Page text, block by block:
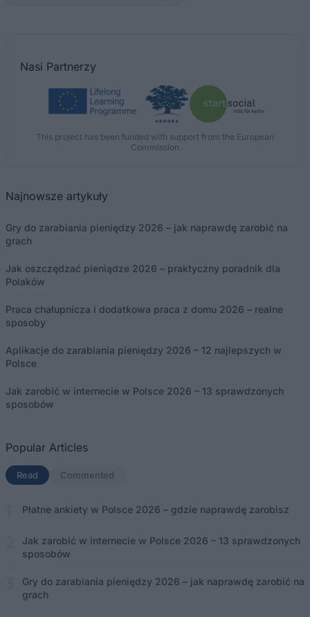
Nasi Partnerzy
This project has been funded with support from the European
Commission
Najnowsze artykuły
Gry do zarabiania pieniędzy 2026 – jak naprawdę zarobić na
grach
Jak oszczędzać pieniądze 2026 – praktyczny poradnik dla
Polaków
Praca chałupnicza i dodatkowa praca z domu 2026 – realne
sposoby
Aplikacje do zarabiania pieniędzy 2026 – 12 najlepszych w
Polsce
Jak zarobić w internecie w Polsce 2026 – 13 sprawdzonych
sposobów
Popular Articles
Read (aktywna karta)
Commented
Płatne ankiety w Polsce 2026 – gdzie naprawdę zarobisz
Jak zarobić w internecie w Polsce 2026 – 13 sprawdzonych
sposobów
Gry do zarabiania pieniędzy 2026 – jak naprawdę zarobić na
grach